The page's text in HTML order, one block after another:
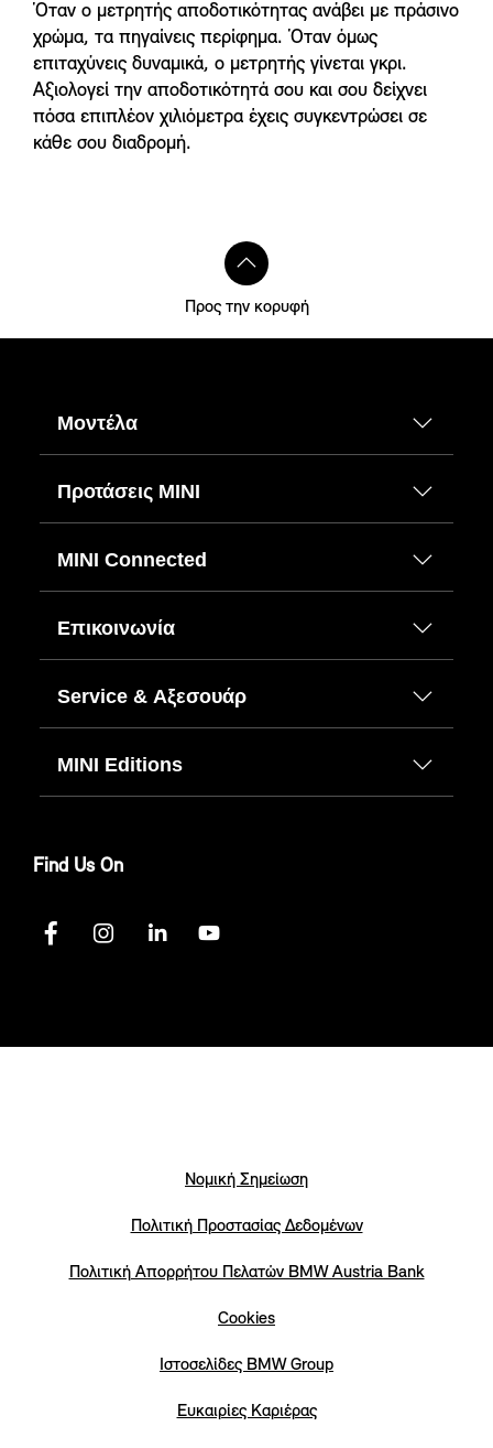
Όταν ο μετρητής αποδοτικότητας ανάβει με πράσινο
χρώμα, τα πηγαίνεις περίφημα. Όταν όμως
επιταχύνεις δυναμικά, ο μετρητής γίνεται γκρι.
Αξιολογεί την αποδοτικότητά σου και σου δείχνει
πόσα επιπλέον χιλιόμετρα έχεις συγκεντρώσει σε
κάθε σου διαδρομή.
Προς την κορυφή
Μοντέλα
Προτάσεις ΜΙΝΙ
MINI Connected
Επικοινωνία
Service & Αξεσουάρ
MINI Editions
Find Us On
Νομική Σημείωση
Πολιτική Προστασίας Δεδομένων
Πολιτική Απορρήτου Πελατών ΒΜW Austria Bank
Cookies
Iστοσελίδες BMW Group
Eυκαιρίες Καριέρας